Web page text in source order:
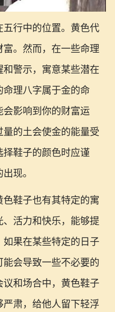
行中的位置。黄色代
。然而，在一些命理
警示，寓意某些潜在
理八字属于金的命
影响到你的财富运
的土会使金的能量受
鞋子的颜色时应谨
现。
鞋子也有其特定的寓
活力和快乐，能够提
果在某些特定的日子
会导致一些不必要的
和场合中，黄色鞋子
肃，给他人留下轻浮